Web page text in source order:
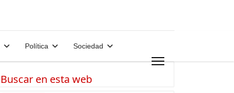
Política Sociedad
Buscar en esta web